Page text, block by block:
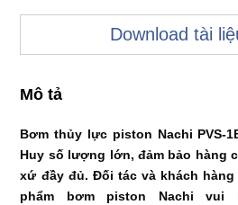
Download tài
Mô tả
Bơm thủy lực piston Nachi PVS-
Huy số lượng lớn, đảm bảo hàng
xứ đầy đủ. Đối tác và khách
phẩm bơm piston Nachi